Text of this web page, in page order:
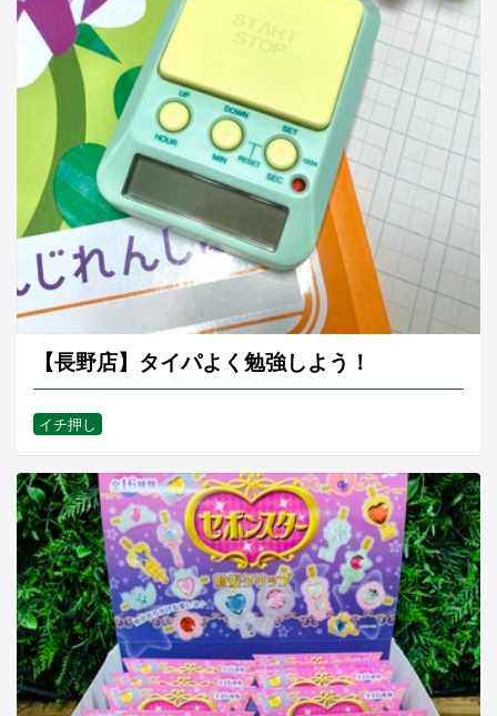
【長野店】タイパよく勉強しよう！
イチ押し